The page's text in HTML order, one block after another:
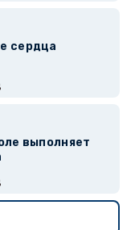
сердца
выполняет